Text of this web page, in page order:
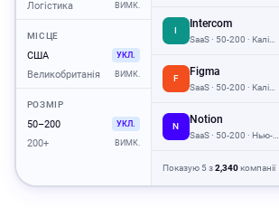
Логістика ВИМК.
МІСЦЕ
США УКЛ.
Великобританія ВИМК.
РОЗМІР
50–200 УКЛ.
200+ ВИМК.
I
Intercom
SaaS · 50-200 · Каліфорнія, США
F
Figma
SaaS · 50-200 · Каліфорнія, США
N
Notion
SaaS · 50-200 · Нью-Йорк, США
Показую 5 з2,340компанії